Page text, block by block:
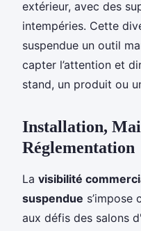
extérieur, avec des
intempéries. Cette
suspendue un outil
capter l’attention et
stand, un produit ou
Installation,
Réglementation
La visibilité
suspendue s’impose
aux défis des salons